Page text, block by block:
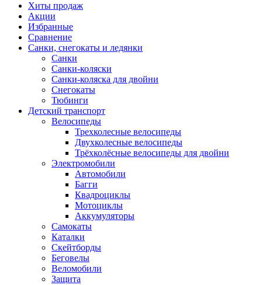
Хиты продаж
Акции
Избранные
Сравнение
Санки, снегокаты и ледянки
Санки
Санки-коляски
Санки-коляска для двойни
Снегокаты
Тюбинги
Детский транспорт
Велосипеды
Трехколесные велосипеды
Двухколесные велосипеды
Трёхколёсные велосипеды для двойни
Электромобили
Автомобили
Багги
Квадроциклы
Мотоциклы
Аккумуляторы
Самокаты
Каталки
Скейтборды
Беговелы
Веломобили
Защита